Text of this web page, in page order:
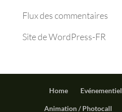
Flux des commentaires
Site de WordPress-FR
Home Evénementiel
Animation / Photocall